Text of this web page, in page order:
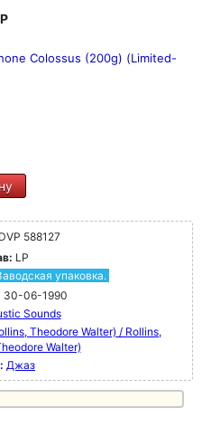
Colossus (200g) (Limited-
588127
LP
упаковка.
30-06-1990
Sounds
Theodore Walter) / Rollins,
Walter)
Джаз